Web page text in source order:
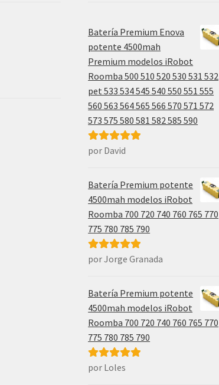
Batería Premium Enova
potente 4500mah
Premium modelos iRobot
Roomba 500 510 520 530 531 532
pet 533 534 545 540 550 551 555
560 563 564 565 566 570 571 572
573 575 580 581 582 585 590
Valorado con
por David
Batería Premium potente
4500mah modelos iRobot
Roomba 700 720 740 760 765 770
775 780 785 790
Valorado con
por Jorge Granada
Batería Premium potente
4500mah modelos iRobot
Roomba 700 720 740 760 765 770
775 780 785 790
Valorado con
por Loles